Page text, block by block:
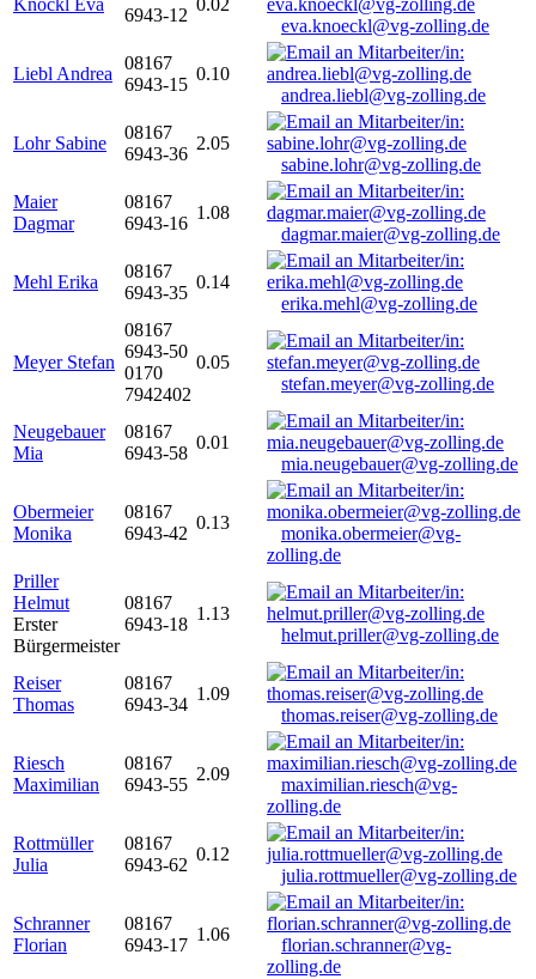
Knöckl Eva
6943-12
0.02
eva.knoeckl@vg-zolling.de
Liebl Andrea
08167
6943-15
0.10
andrea.liebl@vg-zolling.de
Lohr Sabine
08167
6943-36
2.05
sabine.lohr@vg-zolling.de
Maier
Dagmar
08167
6943-16
1.08
dagmar.maier@vg-zolling.de
Mehl Erika
08167
6943-35
0.14
erika.mehl@vg-zolling.de
Meyer Stefan
08167
6943-50
0170
7942402
0.05
stefan.meyer@vg-zolling.de
Neugebauer
Mia
08167
6943-58
0.01
mia.neugebauer@vg-zolling.de
Obermeier
Monika
08167
6943-42
0.13
monika.obermeier@vg-
zolling.de
Priller
Helmut
Erster
Bürgermeister
08167
6943-18
1.13
helmut.priller@vg-zolling.de
Reiser
Thomas
08167
6943-34
1.09
thomas.reiser@vg-zolling.de
Riesch
Maximilian
08167
6943-55
2.09
maximilian.riesch@vg-
zolling.de
Rottmüller
Julia
08167
6943-62
0.12
julia.rottmueller@vg-zolling.de
Schranner
Florian
08167
6943-17
1.06
florian.schranner@vg-
zolling.de